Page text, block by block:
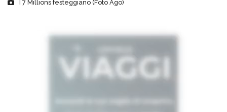
I 7 Millions festeggiano (Foto Ago)